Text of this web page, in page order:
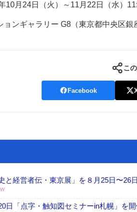
10月24日（火）～11月22日（水）
ンギャラリー G8（東京都中央区銀
こ
Facebook
経営者伝・東京展」を８月25日〜26
「点字・触知図セミナーin札幌」を